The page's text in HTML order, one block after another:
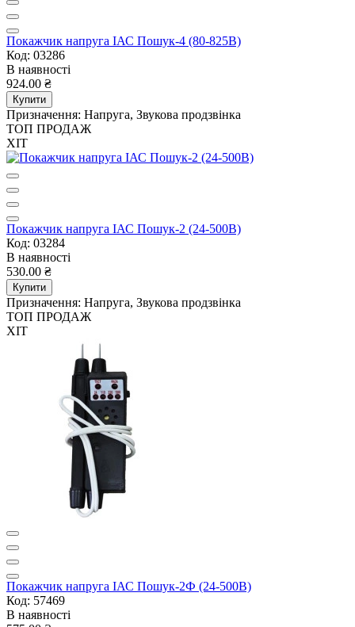
Покажчик напруга ІАС Пошук-4 (80-825В)
Код: 03286
В наявності
924.00 ₴
Купити
Призначення: Напруга, Звукова продзвінка
ТОП ПРОДАЖ
ХІТ
Покажчик напруга ІАС Пошук-2 (24-500В)
Код: 03284
В наявності
530.00 ₴
Купити
Призначення: Напруга, Звукова продзвінка
ТОП ПРОДАЖ
ХІТ
Покажчик напруга ІАС Пошук-2Ф (24-500В)
Код: 57469
В наявності